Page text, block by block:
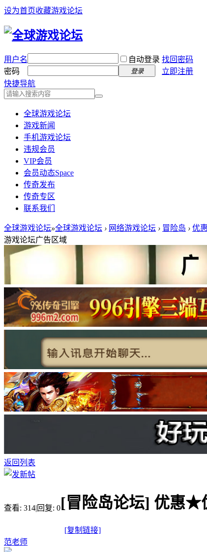
设为首页收藏游戏论坛
用户名 自动登录 找回密码
密码
登录
立即注册
快捷导航
全球游戏论坛
游戏新闻
手机游戏论坛
违规会员
VIP会员
会员动态Space
传奇发布
传奇专区
联系我们
全球游戏论坛»全球游戏论坛 › 网络游戏论坛 › 冒险岛 › 优
游戏论坛广告区域
返回列表
查看: 314|回复: 0[冒险岛论坛] 优惠★
[复制链接]
范老师